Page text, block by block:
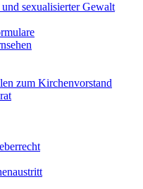
sexualisierter Gewalt
zum Kirchenvorstand